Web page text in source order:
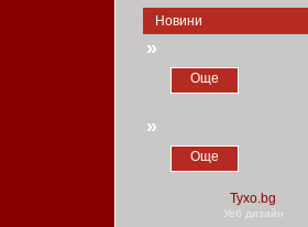
Новини
»
Още
»
Още
Уеб дизайн